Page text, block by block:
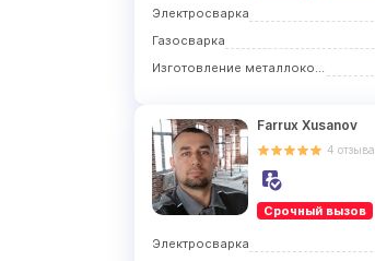
Электросварка
Газосварка
Изготовление металлоконструкций
Farrux Xusanov
4 отзыва
Срочный вызов
Электросварка